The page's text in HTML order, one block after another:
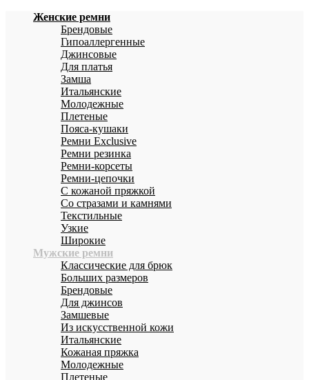
Женские ремни
Брендовые
Гипоаллергенные
Джинсовые
Для платья
Замша
Итальянские
Молодежные
Плетеные
Пояса-кушаки
Ремни Exclusive
Ремни резинка
Ремни-корсеты
Ремни-цепочки
С кожаной пряжкой
Со стразами и камнями
Текстильные
Узкие
Широкие
Мужские ремни
Классические для брюк
Больших размеров
Брендовые
Для джинсов
Замшевые
Из искусственной кожи
Итальянские
Кожаная пряжка
Молодежные
Плетеные